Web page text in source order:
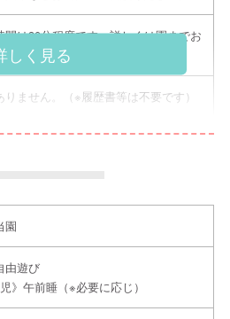
しく見る
間は30分程度です。詳しくは園までお
ください。
りません。（※履歴書等は不要です）
みっけ！』より見学予約
で電話でお問合せ【平日9:00～16:3
金光 みぎわ
園
由遊び
児》午前睡（※必要に応じ）